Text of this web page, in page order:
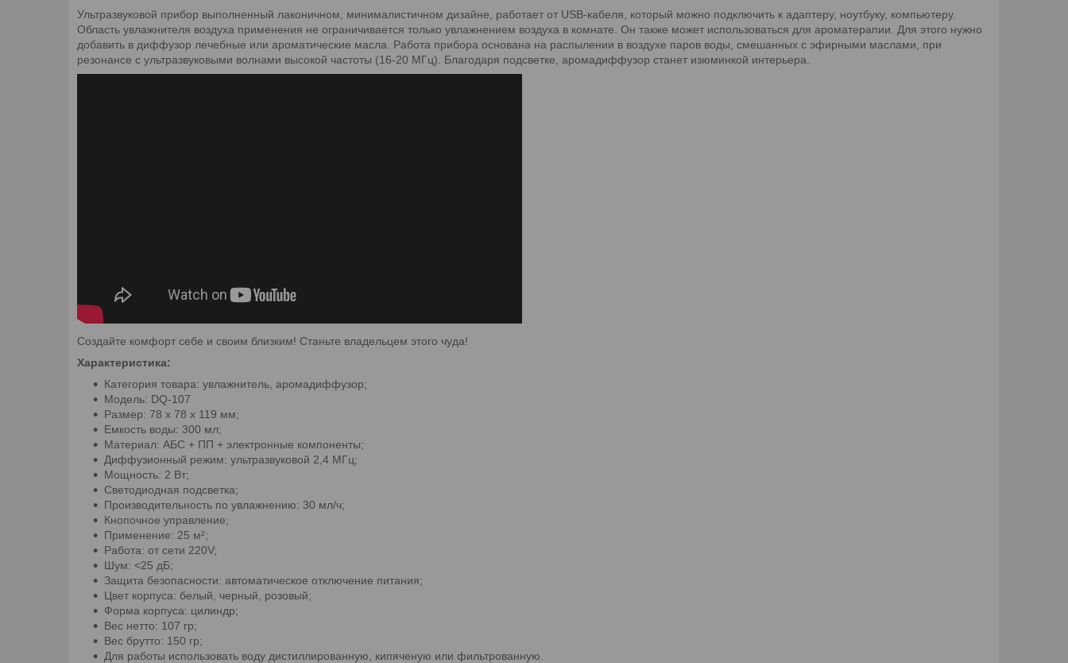
Ультразвуковой прибор выполненный лаконичном, минималистичном дизайне, работает от USB-кабеля, который можно подключить к адаптеру, ноутбуку, компьютеру.
Область увлажнителя воздуха применения не ограничивается только увлажнением воздуха в комнате. Он также может использоваться для ароматерапии. Для этого нужно
добавить в диффузор лечебные или ароматические масла. Работа прибора основана на распылении в воздухе паров воды, смешанных с эфирными маслами, при
резонансе с ультразвуковыми волнами высокой частоты (16-20 МГц). Благодаря подсветке, аромадиффузор станет изюминкой интерьера.
Создайте комфорт себе и своим близким! Станьте владельцем этого чуда!
Характеристика:
Категория товара: увлажнитель, аромадиффузор;
Модель: DQ-107
Размер: 78 x 78 x 119 мм;
Емкость воды: 300 мл;
Материал: АБС + ПП + электронные компоненты;
Диффузионный режим: ультразвуковой 2,4 МГц;
Мощность: 2 Вт;
Светодиодная подсветка;
Производительность по увлажнению: 30 мл/ч;
Кнопочное управление;
Применение: 25 м²;
Работа: от сети 220V;
Шум: <25 дБ;
Защита безопасности: автоматическое отключение питания;
Цвет корпуса: белый, черный, розовый;
Форма корпуса: цилиндр;
Вес нетто: 107 гр;
Вес брутто: 150 гр;
Для работы использовать воду дистиллированную, кипяченую или фильтрованную.